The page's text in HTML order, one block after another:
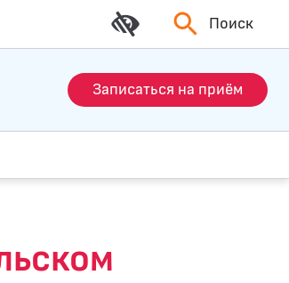
Поиск
Записаться на приём